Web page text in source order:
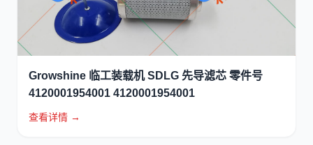
Growshine 临工装载机 SDLG 先导滤芯 零件号
4120001954001 4120001954001
查看详情 →